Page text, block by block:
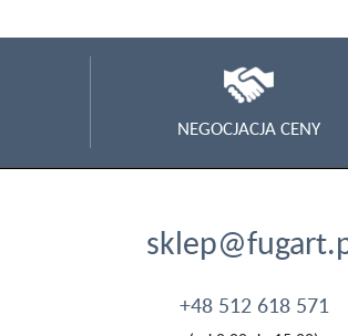
NEGOCJACJA CENY
+48 512 618 571